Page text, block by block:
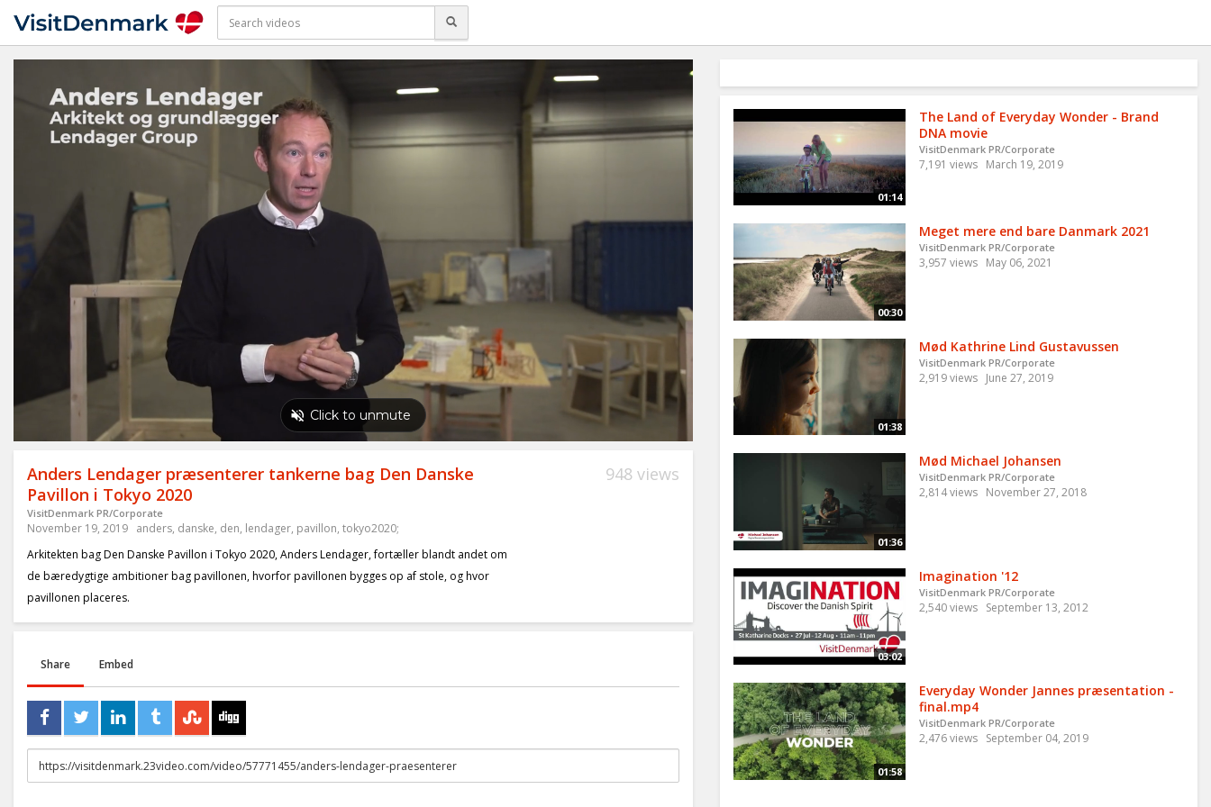
Anders Lendager præsenterer tankerne bag Den Danske
Pavillon i Tokyo 2020
VisitDenmark PR/Corporate
948 views
November 19, 2019 anders, danske, den, lendager, pavillon, tokyo2020;
Arkitekten bag Den Danske Pavillon i Tokyo 2020, Anders Lendager, fortæller blandt andet om
de bæredygtige ambitioner bag pavillonen, hvorfor pavillonen bygges op af stole, og hvor
pavillonen placeres.
Share Embed
URL
to
01:14
The Land of Everyday Wonder - Brand
DNA movie
VisitDenmark PR/Corporate
7,191 views March 19, 2019
00:30
Meget mere end bare Danmark 2021
VisitDenmark PR/Corporate
3,957 views May 06, 2021
01:38
Mød Kathrine Lind Gustavussen
VisitDenmark PR/Corporate
2,919 views June 27, 2019
01:36
Mød Michael Johansen
VisitDenmark PR/Corporate
2,814 views November 27, 2018
03:02
Imagination '12
VisitDenmark PR/Corporate
2,540 views September 13, 2012
01:58
Everyday Wonder Jannes præsentation -
final.mp4
VisitDenmark PR/Corporate
2,476 views September 04, 2019